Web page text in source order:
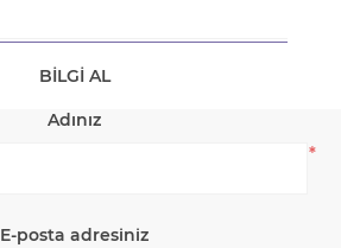
BILGI AL
Adınız
*
E-posta adresiniz